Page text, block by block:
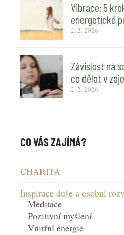
Vibrace: 5
energetické
2. 2. 2026
Závislost na
co dělat v
2. 2. 2026
CO VÁS ZAJÍMÁ?
CHARITA
Inspirace duše a osobní
Meditace
Pozitivní myšlení
Vnitřní energie